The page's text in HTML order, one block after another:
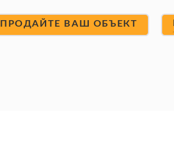
ПРОДАЙТЕ ВАШ ОБЪЕКТ